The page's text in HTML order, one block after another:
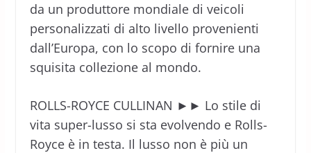
da un produttore mondiale di veicoli
personalizzati di alto livello provenienti
dall’Europa, con lo scopo di fornire una
squisita collezione al mondo.
ROLLS-ROYCE CULLINAN ►► Lo stile di
vita super-lusso si sta evolvendo e Rolls-
Royce è in testa. Il lusso non è più un